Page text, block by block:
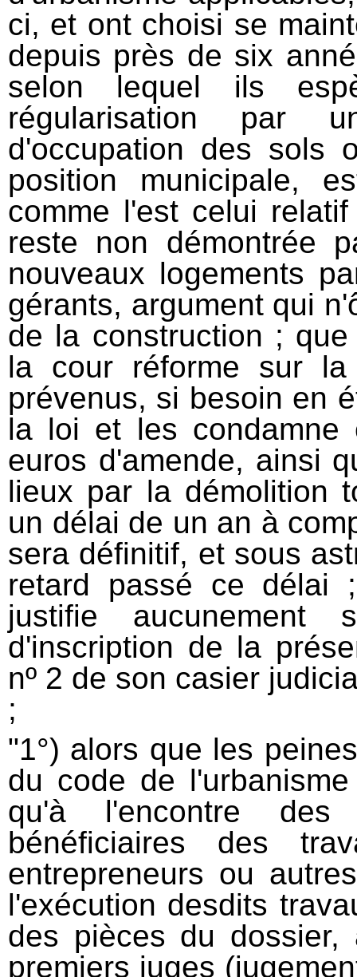
ci, et ont choisi se
depuis près de six
selon lequel ils
régularisation par
d'occupation des sols
position municipale,
comme l'est celui
reste non démontrée
nouveaux logements
gérants, argument qui
de la construction ;
la cour réforme sur
prévenus, si besoin en
la loi et les
euros d'amende, ainsi
lieux par la démolition
un délai de un an à
sera définitif, et sous
retard passé ce délai
justifie aucunement
d'inscription de la
nº 2 de son casier
;
"1°) alors que les
du code de
qu'à l'encontre
bénéficiaires des
entrepreneurs ou
l'exécution desdits
des pièces du
premiers juges